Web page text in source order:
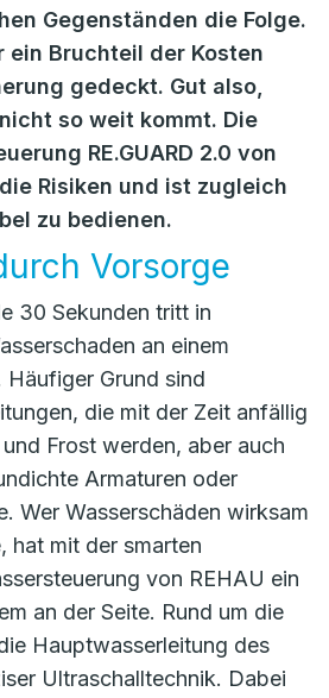
Gegenständen die Folge.
ein Bruchteil der Kosten
gedeckt. Gut also,
so weit kommt. Die
RE.GUARD 2.0 von
Risiken und ist zugleich
zu bedienen.
Vorsorge
30 Sekunden tritt in
an einem
Grund sind
die mit der Zeit anfällig
Frost werden, aber auch
Armaturen oder
Wer Wasserschäden wirksam
hat mit der smarten
von REHAU ein
an der Seite. Rund um die
Hauptwasserleitung des
Ultraschalltechnik. Dabei